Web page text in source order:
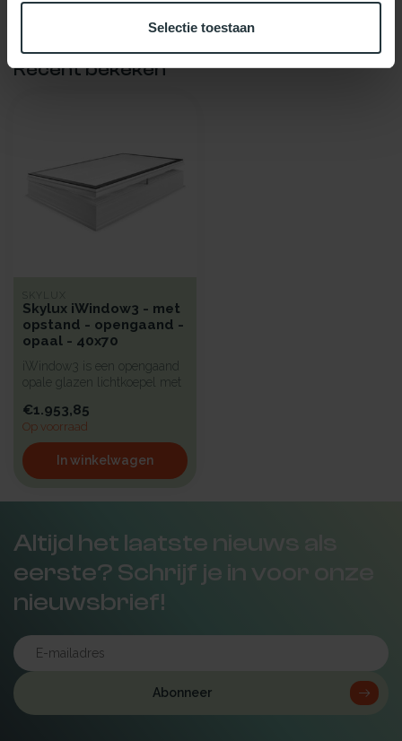
Selectie toestaan
Recent bekeken
SKYLUX
Skylux iWindow3 - met
opstand - opengaand -
opaal - 40x70
iWindow3 is een opengaand
opale glazen lichtkoepel met
€1.953,85
Op voorraad
In winkelwagen
Altijd het laatste nieuws als
eerste? Schrijf je in voor onze
nieuwsbrief!
Abonneer